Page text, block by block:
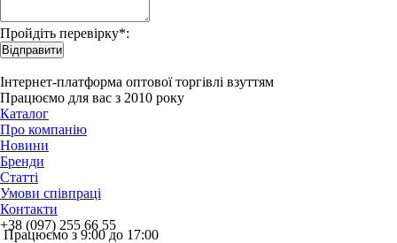
Пройдіть перевірку*:
Відправити
Інтернет-платформа оптової торгівлі взуттям
Працюємо для вас з 2010 року
Каталог
Про компанію
Новини
Бренди
Статті
Умови співпраці
Контакти
+38 (097) 255 66 55
Працюємо з 9:00 до 17:00